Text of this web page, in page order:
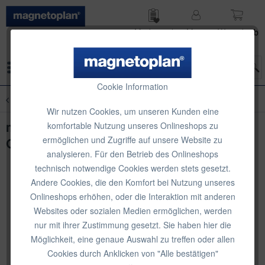
Merk­zettel
Mein
Waren­korb
Cookie Information
Wir nutzen Cookies, um unseren Kunden eine
komfortable Nutzung unseres Onlineshops zu
ermöglichen und Zugriffe auf unsere Website zu
analysieren. Für den Betrieb des Onlineshops
technisch notwendige Cookies werden stets gesetzt.
Andere Cookies, die den Komfort bei Nutzung unseres
Onlineshops erhöhen, oder die Interaktion mit anderen
Websites oder sozialen Medien ermöglichen, werden
nur mit ihrer Zustimmung gesetzt. Sie haben hier die
Möglichkeit, eine genaue Auswahl zu treffen oder allen
Cookies durch Anklicken von "Alle bestätigen"
magnetoplan Zubehör-Set für Design-
Glasboards